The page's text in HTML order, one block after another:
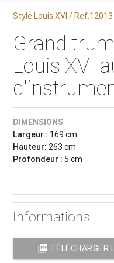
Style Louis XVI / Ref.12013
Grand
Louis XVI
DIMENSIONS
Largeur : 169 cm
Hauteur: 263 cm
Profondeur : 5 cm
Informations
picture_as_pdf TÉLÉCHARGER